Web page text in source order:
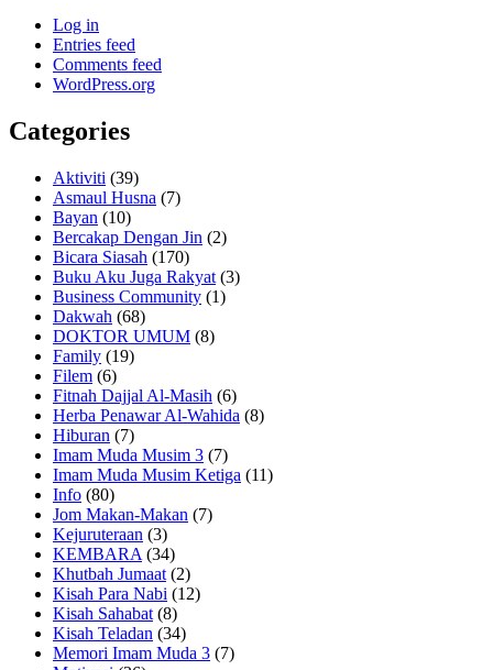
Log in
Entries feed
Comments feed
WordPress.org
Categories
Aktiviti (39)
Asmaul Husna (7)
Bayan (10)
Bercakap Dengan Jin (2)
Bicara Siasah (170)
Buku Aku Juga Rakyat (3)
Business Community (1)
Dakwah (68)
DOKTOR UMUM (8)
Family (19)
Filem (6)
Fitnah Dajjal Al-Masih (6)
Herba Penawar Al-Wahida (8)
Hiburan (7)
Imam Muda Musim 3 (7)
Imam Muda Musim Ketiga (11)
Info (80)
Jom Makan-Makan (7)
Kejuruteraan (3)
KEMBARA (34)
Khutbah Jumaat (2)
Kisah Para Nabi (12)
Kisah Sahabat (8)
Kisah Teladan (34)
Memori Imam Muda 3 (7)